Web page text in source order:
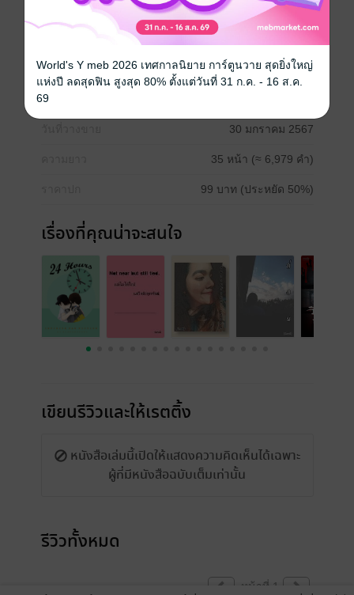
เวทมนตร์คาถา สยองขวัญ
ผี / วิญญาณ
ประเภทไฟล์
30 มกราคม 2567
35 หน้า (≈ 6,979 คำ)
99 บาท (ประหยัด 50%)
เรื่องที่คุณน่าจะสนใจ
เขียนรีวิวและให้เรตติ้ง
หนังสือเล่มนี้เปิดให้แสดงความคิดเห็นได้เฉพาะ
ผู้ที่มีหนังสือฉบับเต็มเท่านั้น
รีวิวทั้งหมด
หน้าที่ 1
World's Y meb 2026 เทศกาลนิยาย การ์ตูนวาย สุดยิ่งใหญ่
แห่งปี ลดสุดฟิน สูงสุด 80% ตั้งแต่วันที่ 31 ก.ค. - 16 ส.ค.
69